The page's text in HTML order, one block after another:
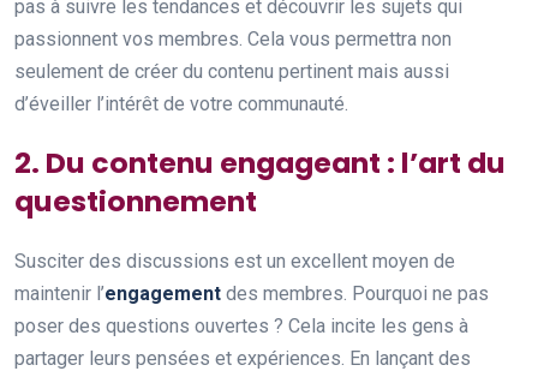
pas à suivre les tendances et découvrir les sujets qui
passionnent vos membres. Cela vous permettra non
seulement de créer du contenu pertinent mais aussi
d’éveiller l’intérêt de votre communauté.
2. Du contenu engageant : l’art du
questionnement
Susciter des discussions est un excellent moyen de
maintenir l’engagement des membres. Pourquoi ne pas
poser des questions ouvertes ? Cela incite les gens à
partager leurs pensées et expériences. En lançant des